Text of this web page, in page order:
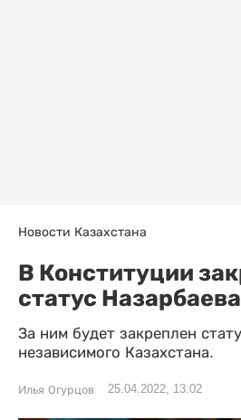
Новости Казахстана
В Конституции
статус Назарбаева
За ним будет закреплен
независимого Казахстана.
Илья Огурцов 25.04.2022, 13:02